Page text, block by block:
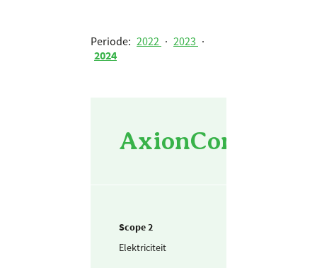
Periode: 2022 · 2023 ·
2024
AxionContinu -
Scope 2
Elektriciteit